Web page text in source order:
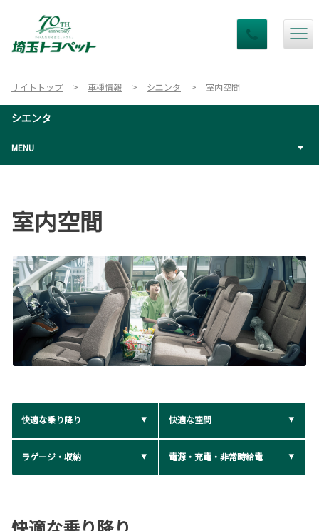
サイトトップ 車種情報 シエンタ 室内空間
シエンタ
MENU
室内空間
快適な乗り降り 快適な空間
ラゲージ・収納 電源・充電・非常時給電